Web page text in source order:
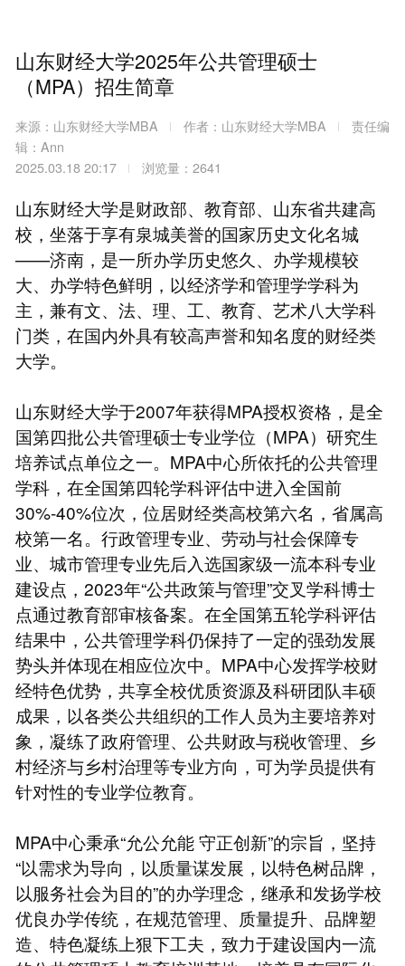
山东财经大学2025年公共管理硕士
（MPA）招生简章
来源：山东财经大学MBA 作者：山东财经大学MBA
责任编
辑：Ann
2025.03.18 20:17
浏览量：2641
山东财经大学是财政部、教育部、山东省共建高
校，坐落于享有泉城美誉的国家历史文化名城
——济南，是一所办学历史悠久、办学规模较
大、办学特色鲜明，以经济学和管理学学科为
主，兼有文、法、理、工、教育、艺术八大学科
门类，在国内外具有较高声誉和知名度的财经类
大学。
山东财经大学于2007年获得MPA授权资格，是全
国第四批公共管理硕士专业学位（MPA）研究生
培养试点单位之一。MPA中心所依托的公共管理
学科，在全国第四轮学科评估中进入全国前
30%-40%位次，位居财经类高校第六名，省属高
校第一名。行政管理专业、劳动与社会保障专
业、城市管理专业先后入选国家级一流本科专业
建设点，2023年“公共政策与管理”交叉学科博士
点通过教育部审核备案。在全国第五轮学科评估
结果中，公共管理学科仍保持了一定的强劲发展
势头并体现在相应位次中。MPA中心发挥学校财
经特色优势，共享全校优质资源及科研团队丰硕
成果，以各类公共组织的工作人员为主要培养对
象，凝练了政府管理、公共财政与税收管理、乡
村经济与乡村治理等专业方向，可为学员提供有
针对性的专业学位教育。
MPA中心秉承“允公允能 守正创新”的宗旨，坚持
“以需求为导向，以质量谋发展，以特色树品牌，
以服务社会为目的”的办学理念，继承和发扬学校
优良办学传统，在规范管理、质量提升、品牌塑
造、特色凝练上狠下工夫，致力于建设国内一流